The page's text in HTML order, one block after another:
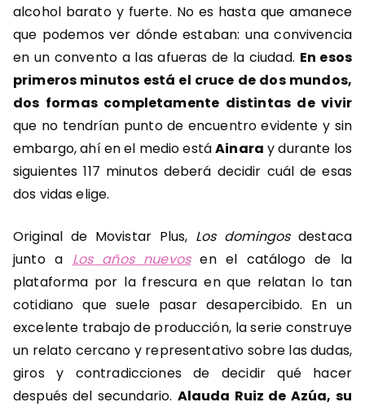
alcohol barato y fuerte. No es hasta que amanece
que podemos ver dónde estaban: una convivencia
en un convento a las afueras de la ciudad. En esos
primeros minutos está el cruce de dos mundos,
dos formas completamente distintas de vivir
que no tendrían punto de encuentro evidente y sin
embargo, ahí en el medio estáAinara y durante los
siguientes 117 minutos deberá decidir cuál de esas
dos vidas elige.
Original de Movistar Plus, Los domingosdestaca
junto a Los años nuevosen el catálogo de la
plataforma por la frescura en que relatan lo tan
cotidiano que suele pasar desapercibido. En un
excelente trabajo de producción, la serie construye
un relato cercano y representativo sobre las dudas,
giros y contradicciones de decidir qué hacer
después del secundario. Alauda Ruiz de Azúa, su